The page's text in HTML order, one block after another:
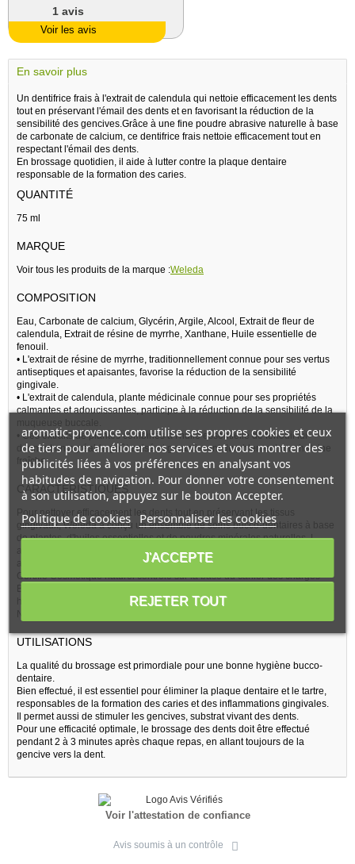
1 avis
Voir les avis
En savoir plus
Un dentifrice frais à l'extrait de calendula qui nettoie efficacement les dents
tout en préservant l'émail des dents et en favorisant la réduction de la
sensibilité des gencives.Grâce à une fine poudre abrasive naturelle à base
de carbonate de calcium, ce dentifrice frais nettoie efficacement tout en
respectant l'émail des dents.
En brossage quotidien, il aide à lutter contre la plaque dentaire
responsable de la formation des caries.
QUANTITÉ
75 ml
MARQUE
Voir tous les produits de la marque :Weleda
COMPOSITION
Eau, Carbonate de calcium, Glycérin, Argile, Alcool, Extrait de fleur de
calendula, Extrait de résine de myrrhe, Xanthane, Huile essentielle de
fenouil.
• L'extrait de résine de myrrhe, traditionnellement connue pour ses vertus
antiseptiques et apaisantes, favorise la réduction de la sensibilité
gingivale.
• L'extrait de calendula, plante médicinale connue pour ses propriétés
calmantes et adoucissantes, participe à la réduction de la sensibilité de la
muqueuse buccale.
• Ces extraits de plantes combinés à l'huile essentielle de fenouil lui
donnent un agréable goût anisé et garantissent durablement une haleine
fraîche.
CARACTÉRISTIQUES
Pour nettoyer efficacement les dents tout en préservant les tissus
gingivaux, Weleda a conçu un ensemble de soins bucco-dentaires à base
de plantes, d'huiles essentielles et de poudres minérales naturelles. L
action de ce dentifrice sur la plaque dentaire et sur la sensibilité gingivale
Certifié Cosmétique naturel contrôlé sur la base du cahier des charges
BDIH. Sans conservateurs, sans colorants, sans parfums de synthèse, sas
Non testé sur les animaux.
UTILISATIONS
La qualité du brossage est primordiale pour une bonne hygiène bucco-
dentaire.
Bien effectué, il est essentiel pour éliminer la plaque dentaire et le tartre,
responsables de la formation des caries et des inflammations gingivales.
Il permet aussi de stimuler les gencives, substrat vivant des dents.
Pour une efficacité optimale, le brossage des dents doit être effectué
pendant 2 à 3 minutes après chaque repas, en allant toujours de la
gencive vers la dent.
Voir l'attestation de confiance
Avis soumis à un contrôle
aromatic-provence.com utilise ses propres cookies et ceux
de tiers pour améliorer nos services et vous montrer des
publicités liées à vos préférences en analysant vos
habitudes de navigation. Pour donner votre consentement
à son utilisation, appuyez sur le bouton Accepter.
Politique de cookies Personnaliser les cookies
REJETER TOUT
J'ACCEPTE